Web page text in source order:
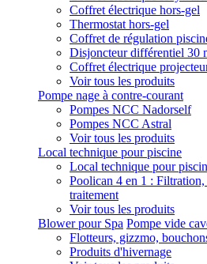
Coffret électrique hors-gel
Thermostat hors-gel
Coffret de régulation
Disjoncteur différentiel 30
Coffret électrique
Voir tous les produits
Pompe nage à contre-courant
Pompes NCC Nadorself
Pompes NCC Astral
Voir tous les produits
Local technique pour piscine
Local technique pour
Poolican 4 en 1 :
traitement
Voir tous les produits
Blower pour Spa Pompe vide
Flotteurs, gizzmo,
Produits d'hivernage